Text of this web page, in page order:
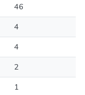
46
4
4
2
1